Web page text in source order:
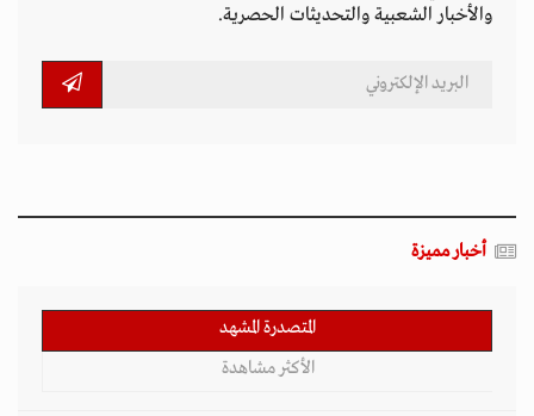
والأخبار الشعبية والتحديثات الحصرية.
أخبار مميزة
المتصدرة المشهد
الأكثر مشاهدة